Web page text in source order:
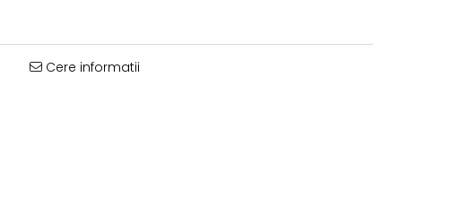
Cere informatii